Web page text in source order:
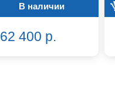
В наличии
62 400 р.